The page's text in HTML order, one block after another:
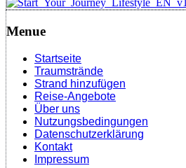
Menue
Startseite
Traumstrände
Strand hinzufügen
Reise-Angebote
Über uns
Nutzungsbedingungen
Datenschutzerklärung
Kontakt
Impressum